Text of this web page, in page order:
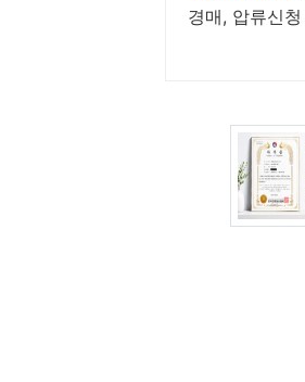
경매, 압류신